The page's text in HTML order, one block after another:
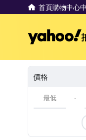
首頁購物中心
價格
-